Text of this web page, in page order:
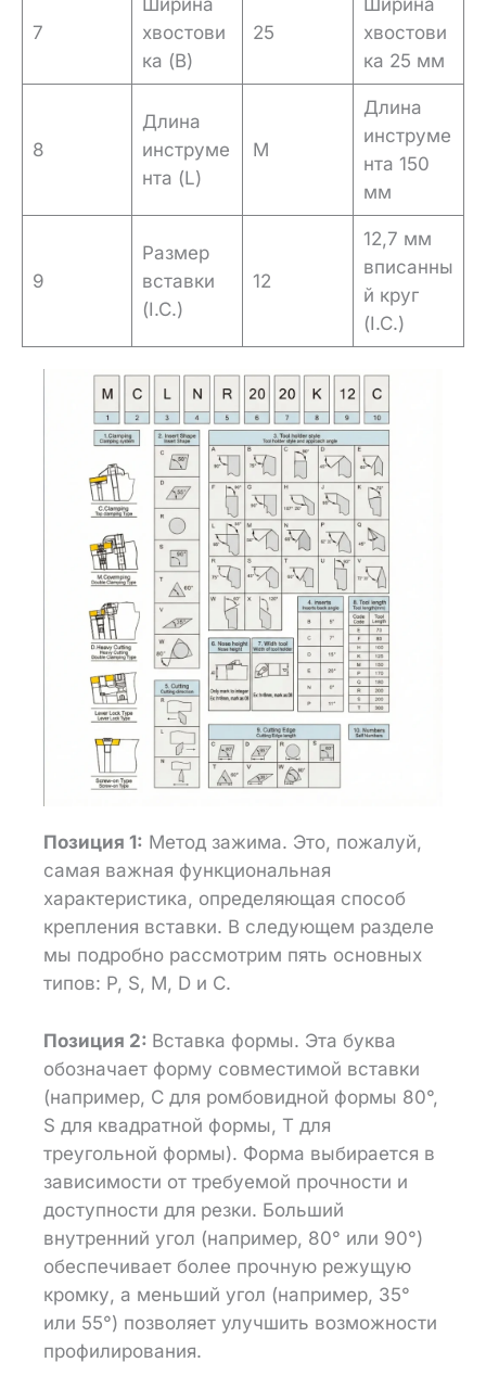
7
хвостови
ка (B)
25
хвостови
ка 25 мм
8
Длина
инструме
нта (L)
M
Длина
инструме
нта 150
мм
9
Размер
вставки
(I.C.)
12
12,7 мм
вписанны
й круг
(I.C.)
Позиция 1: Метод зажима. Это, пожалуй,
самая важная функциональная
характеристика, определяющая способ
крепления вставки. В следующем разделе
мы подробно рассмотрим пять основных
типов: P, S, M, D и C.
Позиция 2: Вставка формы. Эта буква
обозначает форму совместимой вставки
(например, C для ромбовидной формы 80°,
S для квадратной формы, T для
треугольной формы). Форма выбирается в
зависимости от требуемой прочности и
доступности для резки. Больший
внутренний угол (например, 80° или 90°)
обеспечивает более прочную режущую
кромку, а меньший угол (например, 35°
или 55°) позволяет улучшить возможности
профилирования.